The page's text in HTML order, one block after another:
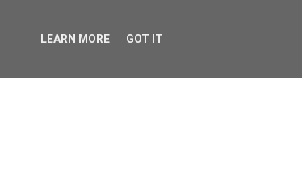
LEARN MORE GOT IT